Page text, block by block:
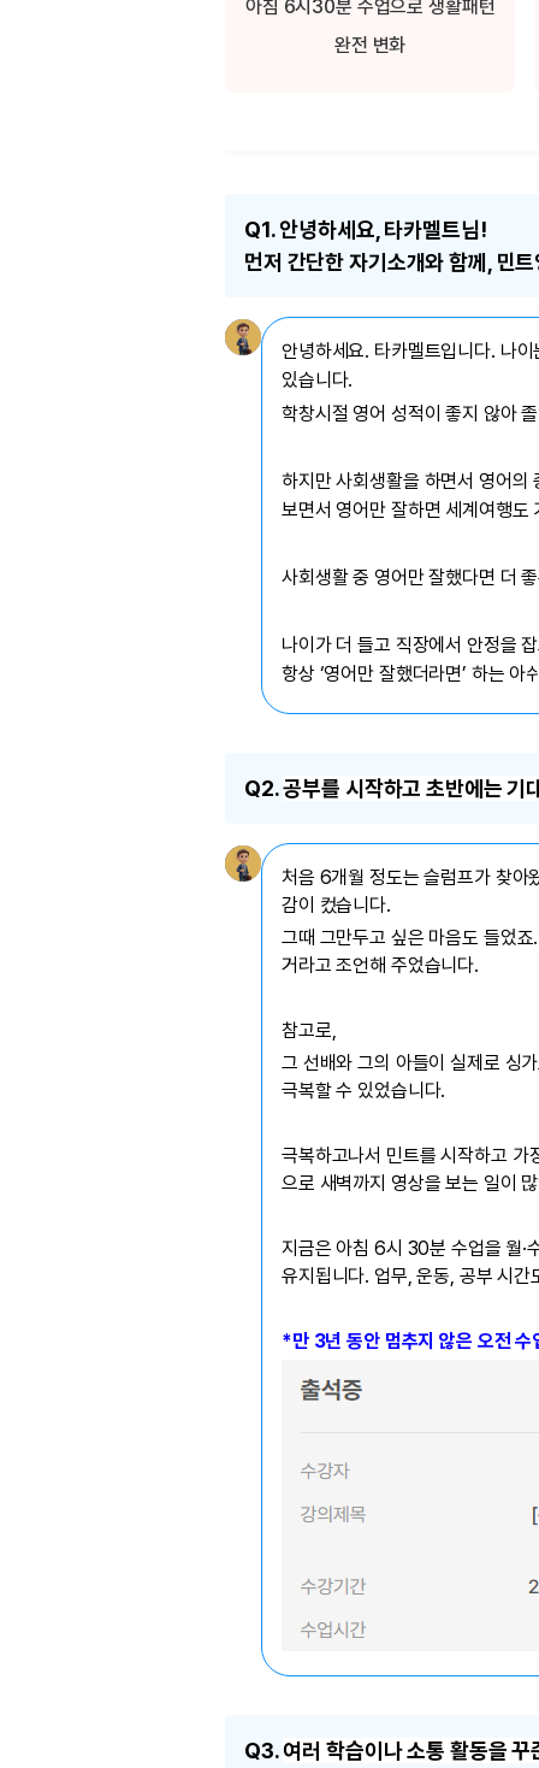
퀘스트
업적 트로피
업적 트로피
업적 트로피
[도전]이디엄퀴즈
[도전]어휘퀴즈새글
[도전]어휘퀴즈
[도전]어휘퀴즈
[도전]어휘퀴즈새글
[도전]어휘퀴즈
[도전]어휘퀴즈
유용한영어표현
유용한영어표현
유용한영어표현
유용한영어표현
유용한영어표현
유용한영어표현
아침 6시30분 수업으로 생활패턴
완전 변화
Q1.안녕하세요, 타카멜트님!
먼저 간단한 자기소개와 함께, 민
안녕하세요. 타카멜트입니다. 나
있습니다.
학창시절 영어 성적이 좋지 않아
하지만 사회생활을 하면서 영어의
보면서 영어만 잘하면 세계여행도
사회생활 중 영어만 잘했다면 더
나이가 더 들고 직장에서 안정을
항상 ‘영어만 잘했더라면’ 하는
Q2.공부를 시작하고 초반에는 기
처음 6개월 정도는 슬럼프가 찾아
감이 컸습니다.
그때 그만두고 싶은 마음도 들었
거라고 조언해 주었습니다.
참고로,
그 선배와 그의 아들이 실제로 싱
극복할 수 있었습니다.
극복하고나서 민트를 시작하고 가
으로 새벽까지 영상을 보는 일이
지금은 아침 6시 30분 수업을 월·
유지됩니다. 업무, 운동, 공부 시
*만 3년 동안 멈추지 않은 오전 수
Q3.여러 학습이나 소통 활동을 꾸